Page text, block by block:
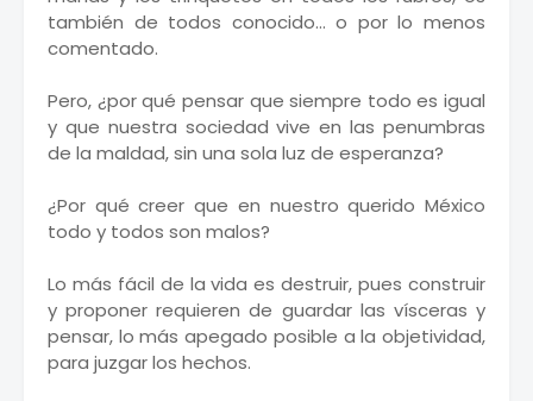
también de todos conocido... o por lo menos
comentado.
Pero, ¿por qué pensar que siempre todo es igual
y que nuestra sociedad vive en las penumbras
de la maldad, sin una sola luz de esperanza?
¿Por qué creer que en nuestro querido México
todo y todos son malos?
Lo más fácil de la vida es destruir, pues construir
y proponer requieren de guardar las vísceras y
pensar, lo más apegado posible a la objetividad,
para juzgar los hechos.